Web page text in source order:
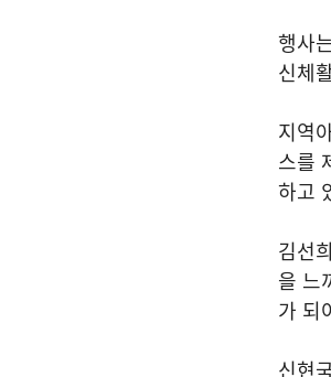
행사
신체
지역
스를
하고
김선
을 느
가 되
신현